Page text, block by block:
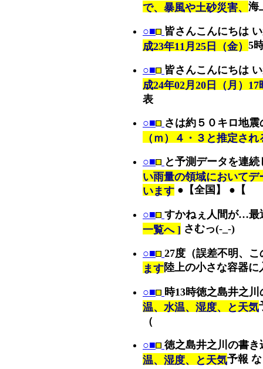
で、暴風や土砂災害、 海
○■ 皆さんこんにちは
成23年11月25日（金） 5
○■ 皆さんこんにちは
成24年02月20日（月）17
表
○■ さは約５０キロ地震
（ｍ）４・３と推定され
○■ と予測データを連続
い雨量の領域において
います ●【全国】 ●【
○■ すかねぇ人間が…最
一覧へ ] さむっ(-_-)
○■ 27度（誤差不明、こ
ます陸上の小さな容器に
○■ 時13時徳之島井之川
温、水温、湿度、と天気
（
○■ 徳之島井之川の書き
温、湿度、と天気予報